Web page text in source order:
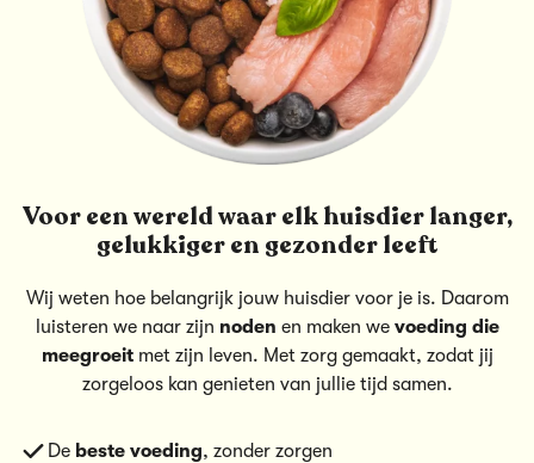
Voor een wereld waar elk huisdier langer,
gelukkiger en gezonder leeft
Wij weten hoe belangrijk jouw huisdier voor je is. Daarom
luisteren we naar zijn noden en maken we voeding die
meegroeitmet zijn leven. Met zorg gemaakt, zodat jij
zorgeloos kan genieten van jullie tijd samen.
De beste voeding, zonder zorgen